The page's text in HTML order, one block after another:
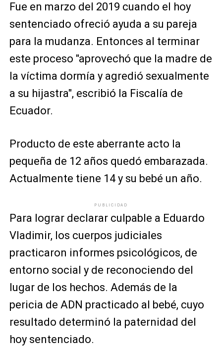
Fue en marzo del 2019 cuando el hoy
sentenciado ofreció ayuda a su pareja
para la mudanza. Entonces al terminar
este proceso "aprovechó que la madre de
la víctima dormía y agredió sexualmente
a su hijastra", escribió la Fiscalía de
Ecuador.
Producto de este aberrante acto la
pequeña de 12 años quedó embarazada.
Actualmente tiene 14 y su bebé un año.
PUBLICIDAD
Para lograr declarar culpable a Eduardo
Vladimir, los cuerpos judiciales
practicaron informes psicológicos, de
entorno social y de reconociendo del
lugar de los hechos. Además de la
pericia de ADN practicado al bebé, cuyo
resultado determinó la paternidad del
hoy sentenciado.